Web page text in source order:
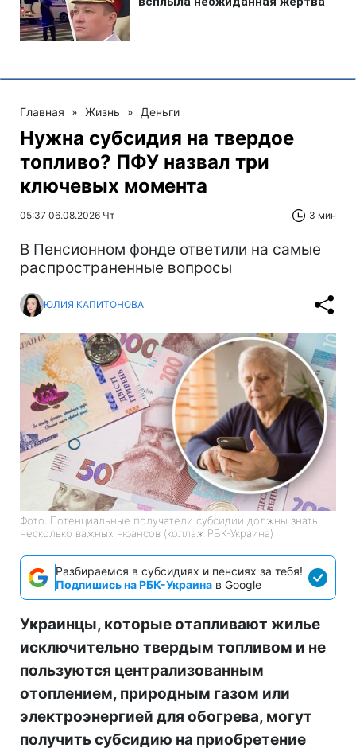
Главная » Жизнь » Деньги
Нужна субсидия на твердое
топливо? ПФУ назвал три
ключевых момента
05:37 06.08.2026 Чт 3 мин
В Пенсионном фонде ответили на самые
распространенные вопросы
ЮЛИЯ КАПИТОНОВА
Фото: Потенциальные получатели субсидии должны знать
несколько важных нюансов (коллаж РБК-Украина)
Разбираемся в субсидиях и пенсиях за тебя!
Подпишись на РБК-Украина в Google
Украинцы, которые отапливают жилье
исключительно твердым топливом и не
пользуются централизованным
отоплением, природным газом или
электроэнергией для обогрева, могут
получить субсидию на приобретение